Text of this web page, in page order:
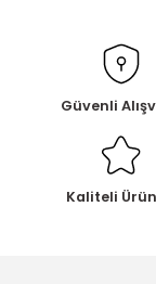
Güvenli
Kaliteli